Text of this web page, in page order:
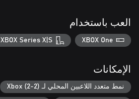
- Up to 2 player local multiplayer
العب باستخدام
XBOX One
XBOX Series X|S
الإمكانات
نمط متعدد اللاعبين المحلي لـ Xbox (2-2)